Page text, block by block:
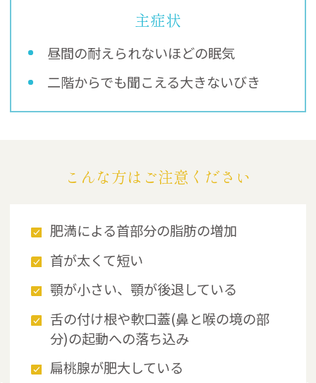
主症状
昼間の耐えられないほどの眠気
二階からでも聞こえる大きないびき
こんな方はご注意ください
肥満による首部分の脂肪の増加
首が太くて短い
顎が小さい、顎が後退している
舌の付け根や軟口蓋(鼻と喉の境の部
分)の起動への落ち込み
扁桃腺が肥大している